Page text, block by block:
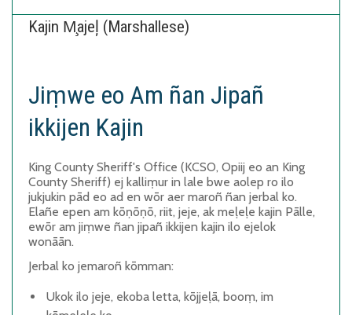
Kajin M̧ajeļ (Marshallese)
Jiṃwe eo Am ñan Jipañ
ikkijen Kajin
King County Sheriff's Office (KCSO, Opiij eo an King
County Sheriff) ej kalliṃur in lale bwe aolep ro ilo
jukjukin pād eo ad en wōr aer maroñ ñan jerbal ko.
Elañe epen am kōṇōṇō, riit, jeje, ak meḷeḷe kajin Pālle,
ewōr am jiṃwe ñan jipañ ikkijen kajin ilo ejelok
wonāān.
Jerbal ko jemaroñ kōmman:
Ukok ilo jeje, ekoba letta, kōjjeḷā, booṃ, im